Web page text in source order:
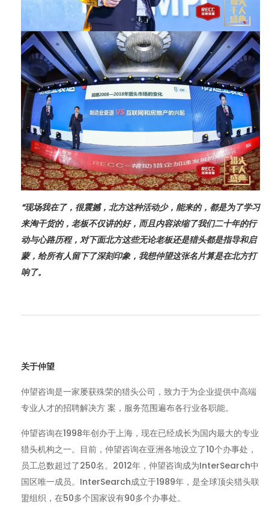
“现场我在了，很震撼，北方这种活动少，能来的，都是为了学习
来淘干货的，老板不仅讲的好，而且内容浓缩了我们二十年的行
动与心路历程，对下面北方这些无论老板还是猎头都是指导和启
蒙，给所有人留下了深刻印象，我想仲望这张名片算是在北方打
响了。
关于仲望
仲望咨询是一家屡获殊荣的猎头公司，致力于为企业提供中高端
专业人才的招聘解决方 案，服务范围遍布各行业各职能。
仲望咨询在1998年创办于上海，现在已经成长为国内最大的专业
猎头机构之一。目前，仲望咨询在亚洲各地设立了10个办事处，
员工总数超过了250名。2012年，仲望咨询成为InterSearch中
国区唯一成员。InterSearch成立于1989年，是全球顶尖猎头联
盟组织，在50多个国家设有90多个办事处。